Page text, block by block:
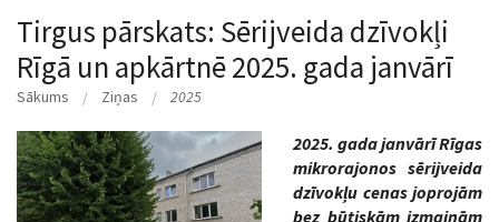
Pakalpojumi
Kontakti
Tirgus pārskats: Sērijveida dzīvokļi
Rīgā un apkārtnē 2025. gada janvārī
Sākums Ziņas 2025
2025. gada janvārī Rīgas
mikrorajonos sērijveida
dzīvokļu cenas joprojām
bez būtiskām izmaiņām